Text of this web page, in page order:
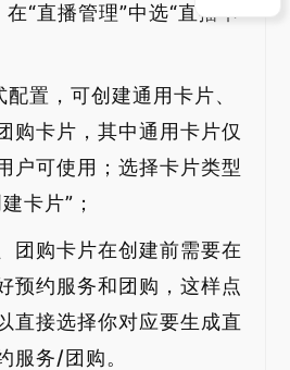
“直播管理”中选“直播卡
置，可创建通用卡片、
购卡片，其中通用卡片仅
户可使用；选择卡片类型
卡片”；
团购卡片在创建前需要在
预约服务和团购，这样点
直接选择你对应要生成直
服务/团购。